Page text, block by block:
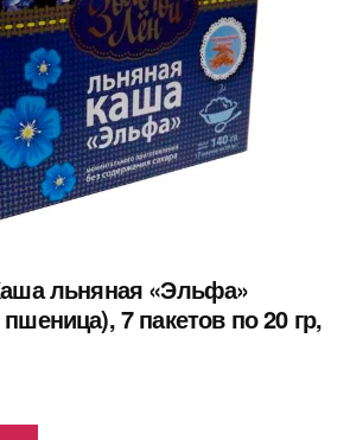
льняная «Эльфа»
7 пакетов по 20 гр,